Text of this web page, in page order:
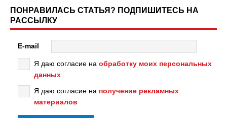
ПОНРАВИЛАСЬ СТАТЬЯ? ПОДПИШИТЕСЬ НА
РАССЫЛКУ
E-mail
Я даю согласие на обработку моих персональных
данных
Я даю согласие на получение рекламных
материалов